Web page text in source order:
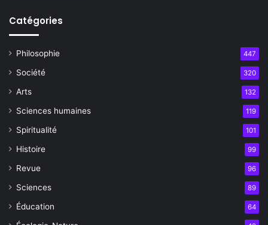
Catégories
Philosophie 447
Société 320
Arts 132
Sciences humaines 119
Spiritualité 101
Histoire 99
Revue 96
Sciences 89
Éducation 64